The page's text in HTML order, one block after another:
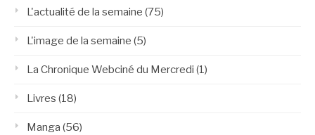
L'actualité de la semaine (75)
L'image de la semaine (5)
La Chronique Webciné du Mercredi (1)
Livres (18)
Manga (56)